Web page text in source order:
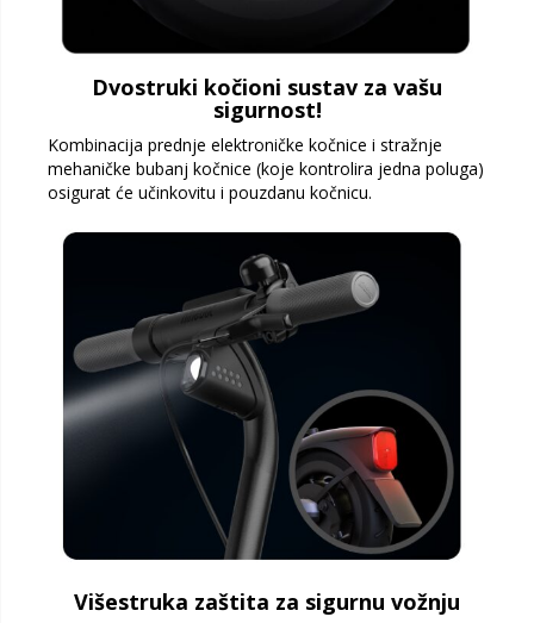
Dvostruki kočioni sustav za vašu
sigurnost!
Kombinacija prednje elektroničke kočnice i stražnje
mehaničke bubanj kočnice (koje kontrolira jedna poluga)
osigurat će učinkovitu i pouzdanu kočnicu.
Višestruka zaštita za sigurnu vožnju